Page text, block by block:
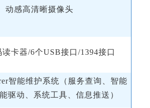
动感高清晰摄像头
读卡器/6个USB接口/1394接口
智能维护系统（服务查询、智能
驱动、系统工具、信息推送）